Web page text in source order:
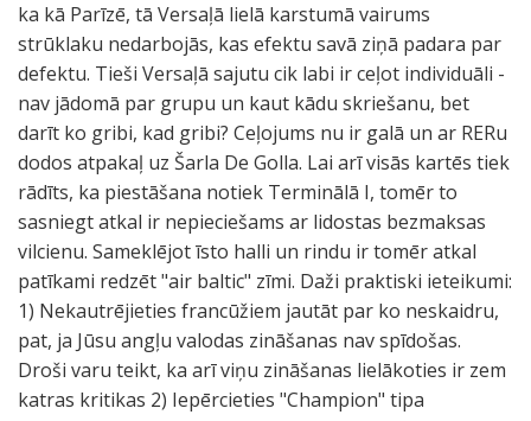
ka kā Parīzē, tā Versaļā lielā karstumā vairums
strūklaku nedarbojās, kas efektu savā ziņā padara par
defektu. Tieši Versaļā sajutu cik labi ir ceļot individuāli -
nav jādomā par grupu un kaut kādu skriešanu, bet
darīt ko gribi, kad gribi? Ceļojums nu ir galā un ar RERu
dodos atpakaļ uz Šarla De Golla. Lai arī visās kartēs tiek
rādīts, ka piestāšana notiek Terminālā I, tomēr to
sasniegt atkal ir nepieciešams ar lidostas bezmaksas
vilcienu. Sameklējot īsto halli un rindu ir tomēr atkal
patīkami redzēt "air baltic" zīmi. Daži praktiski ieteikumi:
1) Nekautrējieties francūžiem jautāt par ko neskaidru,
pat, ja Jūsu angļu valodas zināšanas nav spīdošas.
Droši varu teikt, ka arī viņu zināšanas lielākoties ir zem
katras kritikas 2) Iepērcieties "Champion" tipa